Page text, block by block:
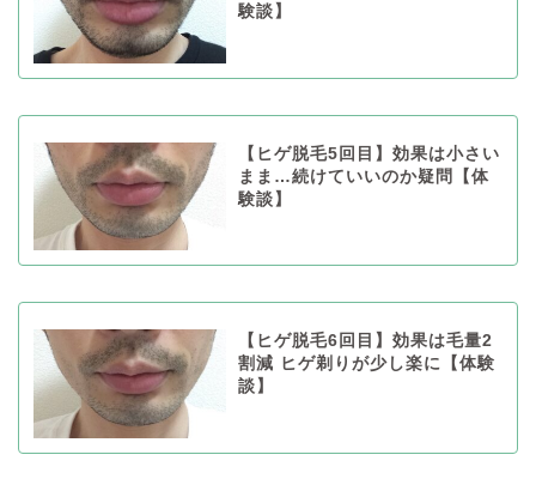
験談】
【ヒゲ脱毛5回目】効果は小さい
まま…続けていいのか疑問【体
験談】
【ヒゲ脱毛6回目】効果は毛量2
割減 ヒゲ剃りが少し楽に【体験
談】